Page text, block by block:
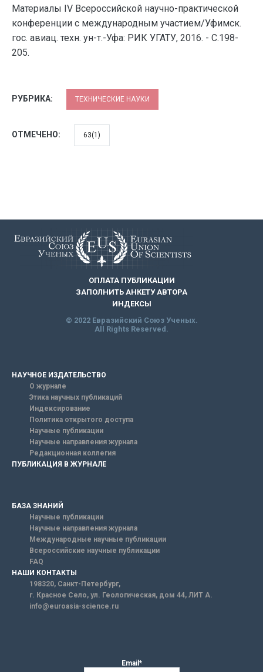
Материалы IV Всероссийской научно-практической
конференции с международным участием/Уфимск.
гос. авиац. техн. ун-т.-Уфа: РИК УГАТУ, 2016. - С.198-
205.
РУБРИКА: ТЕХНИЧЕСКИЕ НАУКИ
ОТМЕЧЕНО: 63(1)
ОПЛАТА ПУБЛИКАЦИИ
ЗАПОЛНИТЬ АНКЕТУ АВТОРА
ИНДЕКСЫ
© 2022 Евразийский Союз Ученых.
All Rights Reserved.
НАУЧНОЕ ИЗДАТЕЛЬСТВО
О журнале
Этика научных публикаций
Индексирование
Политика открытого доступа
Научные публикации
Научные направления журнала
Редакционная коллегия
ПУБЛИКАЦИЯ В ЖУРНАЛЕ
БАЗА ЗНАНИЙ
Научные публикации
Научные направления журнала
Международные научные публикации
Всероссийские научные публикации
FAQ
НАШИ КОНТАКТЫ
198320, Санкт-Петербург,
г. Красное Село, ул. Геологическая, дом 44, ЛИТ А.
info@euroasia-science.ru
Email*